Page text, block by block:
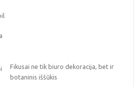
Fikusai ne tik biuro dekoracija, bet ir
botaninis iššūkis